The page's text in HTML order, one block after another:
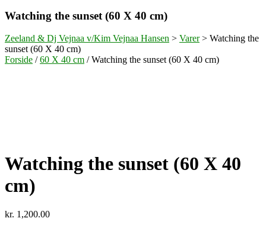
Watching the sunset (60 X 40 cm)
Zeeland & Dj Vejnaa v/Kim Vejnaa Hansen > Varer> Watching the
sunset (60 X 40 cm)
Forside /60 X 40 cm / Watching the sunset (60 X 40 cm)
Watching the sunset (60 X 40
cm)
kr. 1,200.00